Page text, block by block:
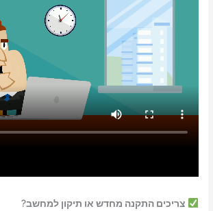
צריכים התקנה מחדש או תיקון למחשב?